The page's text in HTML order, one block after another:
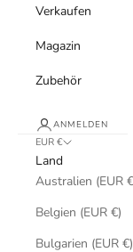
Verkaufen
Magazin
Zubehör
ANMELDEN
EUR €
Land
Australien (EUR
Belgien (EUR €)
Bulgarien (EUR €)